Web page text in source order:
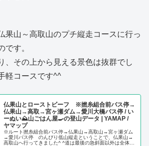
果山～高取山のプチ縦走コースに行っ
です。
、その上から見える景色は抜群でし
軽コースです^^
仏果山とローストビーフ ※撚糸組合前バス停→
仏果山→高取→宮ヶ瀬ダム→愛川大橋バス停 / い
ーぬい⛰山ごはん屋🍳の登山データ | YAMAP /
ヤマップ
※ルート撚糸組合前バス停→仏果山→高取山→宮ヶ瀬ダム
→愛川バス停 のんびり低山縦走ということで、仏果山→
高取山へ行ってきました^ ^道は最後の急斜面以外は全体的